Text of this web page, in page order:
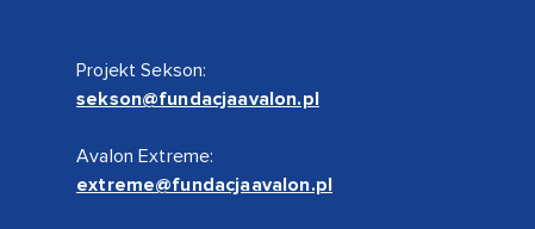
Projekt Sekson:
sekson@fundacjaavalon.pl
Avalon Extreme:
extreme@fundacjaavalon.pl